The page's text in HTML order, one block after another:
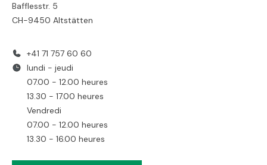
Bafflesstr. 5
CH-9450 Altstätten
+41 71 757 60 60
lundi - jeudi
07.00 - 12.00 heures
13.30 - 17.00 heures
Vendredi
07.00 - 12.00 heures
13.30 - 16.00 heures